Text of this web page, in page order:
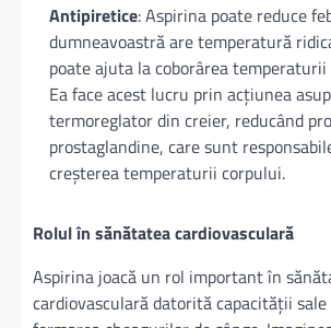
Antipiretice: Aspirina poate reduce
dumneavoastră are temperatură
poate ajuta la coborârea
Ea face acest lucru prin acțiunea
termoreglator din creier, reducând
prostaglandine, care sunt
creșterea temperaturii corpului.
Rolul în sănătatea cardiovasculară
Aspirina joacă un rol important în
cardiovasculară datorită capacității sale